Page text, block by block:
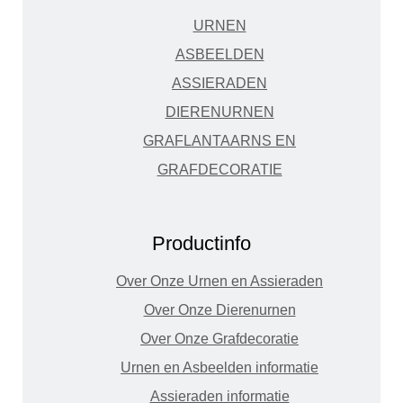
URNEN
ASBEELDEN
ASSIERADEN
DIERENURNEN
GRAFLANTAARNS EN
GRAFDECORATIE
Productinfo
Over Onze Urnen en Assieraden
Over Onze Dierenurnen
Over Onze Grafdecoratie
Urnen en Asbeelden informatie
Assieraden informatie